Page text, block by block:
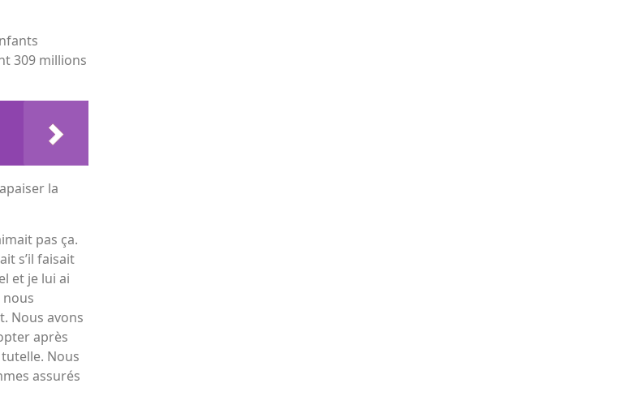
309 millions
la
pas ça.
s’il faisait
et je lui ai
nous
Nous avons
après
Nous
assurés